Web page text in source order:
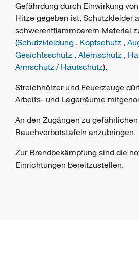
Gefährdung durch Einwirkung
Hitze gegeben ist, Schutzkleider
schwerentflammbarem Material
(Schutzkleidung , Kopfschutz ,
Gesichtsschutz , Atemschutz ,
Armschutz / Hautschutz).
Streichhölzer und Feuerzeuge
Arbeits- und Lagerräume
An den Zugängen zu
Rauchverbotstafeln anzubringen.
Zur Brandbekämpfung sind die
Einrichtungen bereitzustellen.